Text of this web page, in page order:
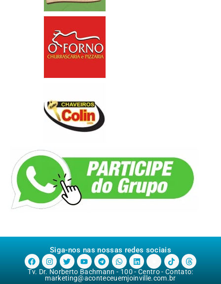
Siga-nos nas nossas redes sociais
Tv. Dr. Norberto Bachmann - 100 - Centro - Contato:
marketing@aconteceuemjoinville.com.br